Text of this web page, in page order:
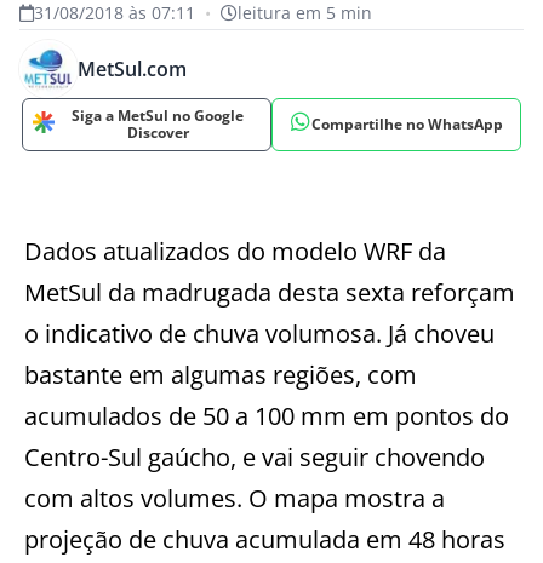
31/08/2018 às 07:11 • leitura em 5 min
MetSul.com
Siga a MetSul no Google
Discover
Compartilhe no WhatsApp
Dados atualizados do modelo WRF da
MetSul da madrugada desta sexta reforçam
o indicativo de chuva volumosa. Já choveu
bastante em algumas regiões, com
acumulados de 50 a 100 mm em pontos do
Centro-Sul gaúcho, e vai seguir chovendo
com altos volumes. O mapa mostra a
projeção de chuva acumulada em 48 horas